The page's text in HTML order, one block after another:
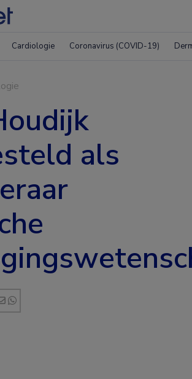
Cardiologie Coronavirus (COVID-19)
als